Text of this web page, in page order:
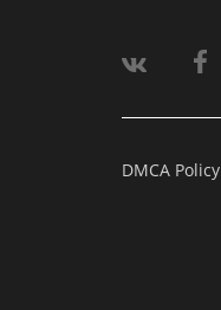
DMCA Policy